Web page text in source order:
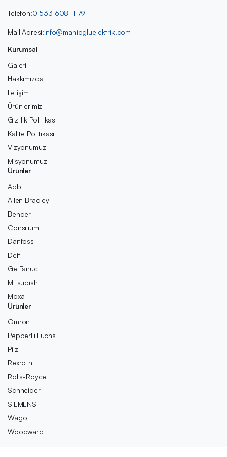
Telefon:0 533 608 11 79
Mail Adresi:info@mahiogluelektrik.com
Kurumsal
Galeri
Hakkımızda
İletişim
Ürünlerimiz
Gizlilik Politikası
Kalite Politikası
Vizyonumuz
Misyonumuz
Ürünler
Abb
Allen Bradley
Bender
Consilium
Danfoss
Deif
Ge Fanuc
Mitsubishi
Moxa
Ürünler
Omron
Pepperl+Fuchs
Pilz
Rexroth
Rolls-Royce
Schneider
SIEMENS
Wago
Woodward